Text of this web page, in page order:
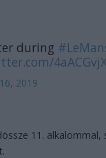
during
2019
11.